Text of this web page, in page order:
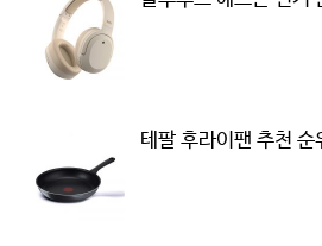
테팔 후라이팬 추천